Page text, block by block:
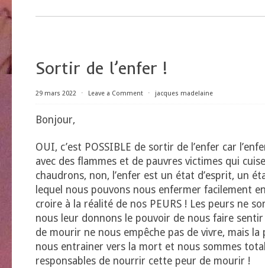
Sortir de l’enfer !
29 mars 2022 ⋅ Leave a Comment ⋅ jacques madelaine
Bonjour,
OUI, c’est POSSIBLE de sortir de l’enfer car
avec des flammes et de pauvres victimes qui
chaudrons, non, l’enfer est un état d’esprit, un
lequel nous pouvons nous enfermer facilement
croire à la réalité de nos PEURS ! Les peurs ne
nous leur donnons le pouvoir de nous faire
de mourir ne nous empêche pas de vivre, mais la
nous entrainer vers la mort et nous sommes
responsables de nourrir cette peur de mourir !